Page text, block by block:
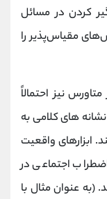
کردن در مسائل
مقیاس‌پذیر را
نیز احتمالاً
های کلامی به
ابزارهای واقعیت
اجتماعی در
(به عنوان مثال با